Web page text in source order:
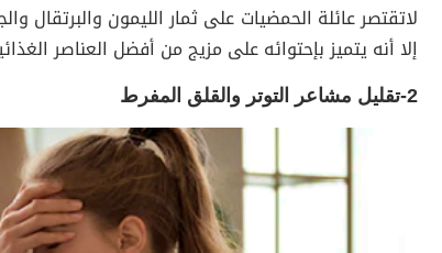
لاتقتصر عائلة الحمضيات على ثمار الليمون
إلا أنه يتميز بإحتوائه على مزيج من أفضل العناصر
2-تقليل مشاعر التوتر والقلق المفرط